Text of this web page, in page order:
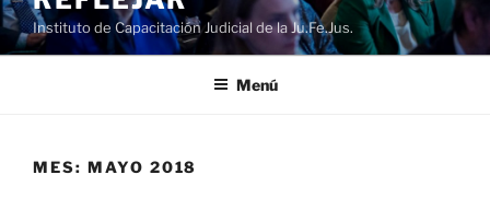
Instituto de Capacitación Judicial de la Ju.Fe.Jus.
Menú
MES: MAYO 2018